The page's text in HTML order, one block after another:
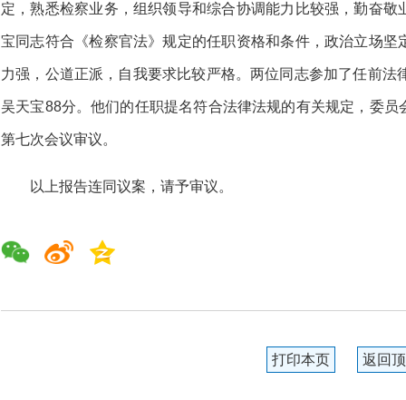
定，熟悉检察业务，组织领导和综合协调能力比较强，勤奋
宝同志符合《检察官法》规定的任职资格和条件，政治立场
力强，公道正派，自我要求比较严格。两位同志参加了任前
吴天宝88分。他们的任职提名符合法律法规的有关规定，委
第七次会议审议。
以上报告连同议案，请予审议。
打印本页 返回